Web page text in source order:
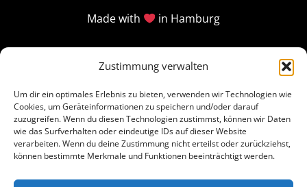
Zustimmung verwalten
Um dir ein optimales Erlebnis zu bieten, verwenden wir Technologien wie
Cookies, um Geräteinformationen zu speichern und/oder darauf
zuzugreifen. Wenn du diesen Technologien zustimmst, können wir Daten
wie das Surfverhalten oder eindeutige IDs auf dieser Website
verarbeiten. Wenn du deine Zustimmung nicht erteilst oder zurückziehst,
können bestimmte Merkmale und Funktionen beeinträchtigt werden.
Made with in Hamburg